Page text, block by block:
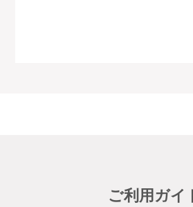
ご利用ガイ